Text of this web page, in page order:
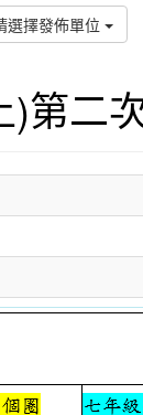
選擇發佈單位
第二